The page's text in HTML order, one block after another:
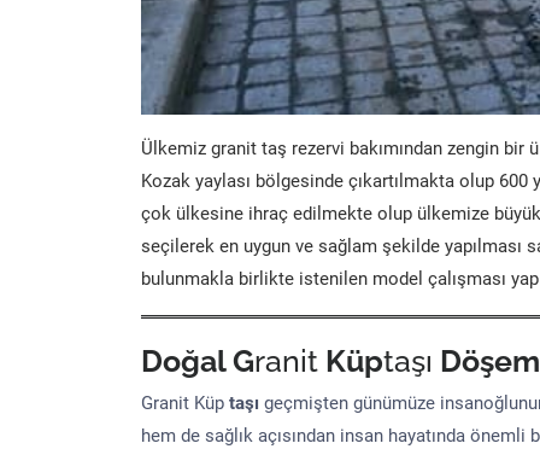
Ülkemiz granit taş rezervi bakımından zengin bir
Kozak yaylası bölgesinde çıkartılmakta olup
çok ülkesine ihraç edilmekte olup ülkemize
seçilerek en uygun ve sağlam şekilde yapılması
bulunmakla birlikte istenilen model çalışması
Doğal Granit Küptaşı
Granit Küp taşı geçmişten günümüze
hem de sağlık açısından insan hayatında